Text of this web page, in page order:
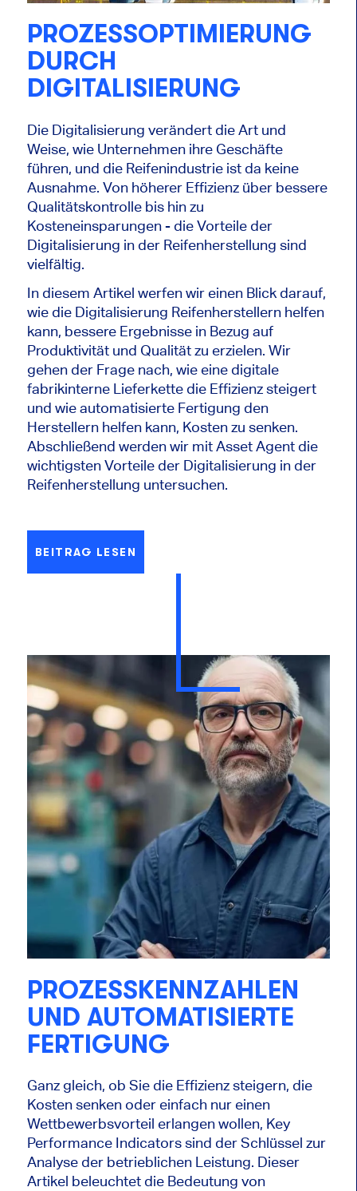
PROZESSOPTIMIERUNG
DURCH
DIGITALISIERUNG
Die Digitalisierung verändert die Art und
Weise, wie Unternehmen ihre Geschäfte
führen, und die Reifenindustrie ist da keine
Ausnahme. Von höherer Effizienz über bessere
Qualitätskontrolle bis hin zu
Kosteneinsparungen - die Vorteile der
Digitalisierung in der Reifenherstellung sind
vielfältig.
In diesem Artikel werfen wir einen Blick darauf,
wie die Digitalisierung Reifenherstellern helfen
kann, bessere Ergebnisse in Bezug auf
Produktivität und Qualität zu erzielen. Wir
gehen der Frage nach, wie eine digitale
fabrikinterne Lieferkette die Effizienz steigert
und wie automatisierte Fertigung den
Herstellern helfen kann, Kosten zu senken.
Abschließend werden wir mit Asset Agent die
wichtigsten Vorteile der Digitalisierung in der
Reifenherstellung untersuchen.
BEITRAG LESEN
PROZESSKENNZAHLEN
UND AUTOMATISIERTE
FERTIGUNG
Ganz gleich, ob Sie die Effizienz steigern, die
Kosten senken oder einfach nur einen
Wettbewerbsvorteil erlangen wollen, Key
Performance Indicators sind der Schlüssel zur
Analyse der betrieblichen Leistung. Dieser
Artikel beleuchtet die Bedeutung von